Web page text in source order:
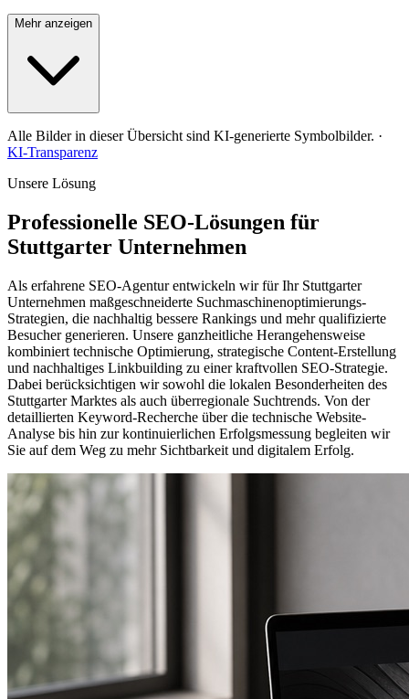
Mechanismen sorgen nicht nur für frustrierte Besucher, sondern
mittlerweile ein offizieller Ranking-Faktor, weshalb technische
Performance-Optimierung ein unverzichtbarer Bestandteil jeder
erfolgreichen SEO-Strategie ist. Ohne professionelle Performance-
Mehr anzeigen
Alle Bilder in dieser Übersicht sind KI-generierte Symbolbilder. ·
KI-Transparenz
Unsere Lösung
Professionelle SEO-Lösungen für
Stuttgarter Unternehmen
Als erfahrene SEO-Agentur entwickeln wir für Ihr Stuttgarter
Unternehmen maßgeschneiderte Suchmaschinenoptimierungs-
Strategien, die nachhaltig bessere Rankings und mehr qualifizierte
Besucher generieren. Unsere ganzheitliche Herangehensweise
kombiniert technische Optimierung, strategische Content-Erstellung
und nachhaltiges Linkbuilding zu einer kraftvollen SEO-Strategie.
Dabei berücksichtigen wir sowohl die lokalen Besonderheiten des
Stuttgarter Marktes als auch überregionale Suchtrends. Von der
detaillierten Keyword-Recherche über die technische Website-
Analyse bis hin zur kontinuierlichen Erfolgsmessung begleiten wir
Sie auf dem Weg zu mehr Sichtbarkeit und digitalem Erfolg.